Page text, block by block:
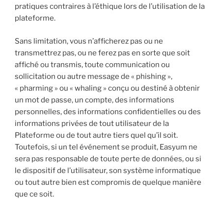
pratiques contraires à l’éthique lors de l’utilisation de la
plateforme.
Sans limitation, vous n’afficherez pas ou ne
transmettrez pas, ou ne ferez pas en sorte que soit
affiché ou transmis, toute communication ou
sollicitation ou autre message de « phishing »,
« pharming » ou « whaling » conçu ou destiné à obtenir
un mot de passe, un compte, des informations
personnelles, des informations confidentielles ou des
informations privées de tout utilisateur de la
Plateforme ou de tout autre tiers quel qu’il soit.
Toutefois, si un tel événement se produit, Easyum ne
sera pas responsable de toute perte de données, ou si
le dispositif de l’utilisateur, son système informatique
ou tout autre bien est compromis de quelque manière
que ce soit.